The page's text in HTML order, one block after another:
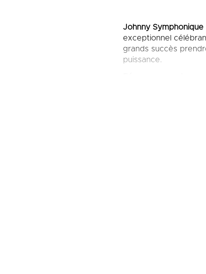
Johnny Symphonique
exceptionnel
grands succès
puissance.